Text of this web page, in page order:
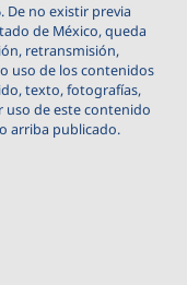
De no existir previa
de México, queda
retransmisión,
uso de los contenidos
texto, fotografías,
uso de este contenido
arriba publicado.